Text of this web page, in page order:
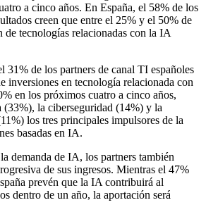
a cinco años. En España, el 58% de los
creen que entre el 25% y el 50% de
de tecnologías relacionadas con la IA
31% de los partners de canal TI españoles
inversiones en tecnología relacionada con
en los próximos cuatro a cinco años,
(33%), la ciberseguridad (14%) y la
los tres principales impulsores de la
basadas en IA.
demanda de IA, los partners también
de sus ingresos. Mientras el 47%
prevén que la IA contribuirá al
dentro de un año, la aportación será